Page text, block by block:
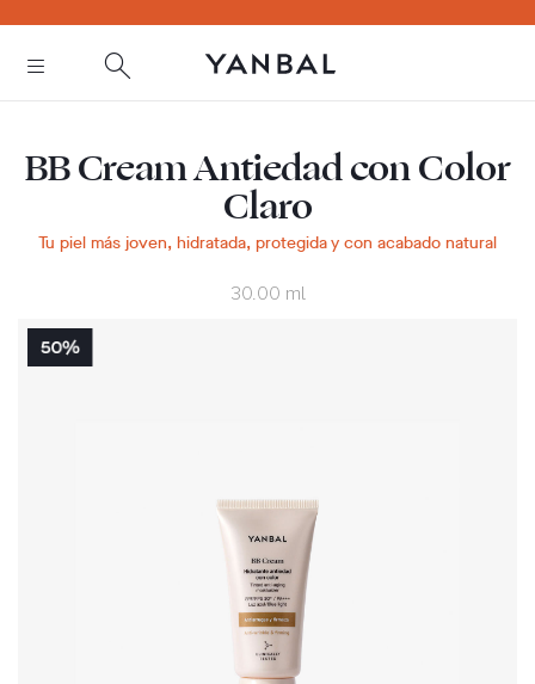
BB Cream Antiedad con Color
Claro
Tu piel más joven, hidratada, protegida y con acabado natural
30.00 ml